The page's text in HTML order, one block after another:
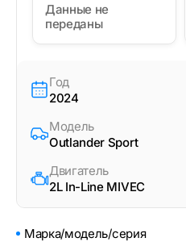
Данные не
переданы
Год
2024
Модель
Outlander Sport
Двигатель
2L In-Line MIVEC
Марка/модель/серия